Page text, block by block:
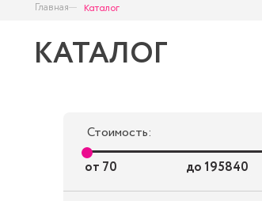
Главная Каталог
КАТАЛОГ
Стоимость:
от 70 до195840